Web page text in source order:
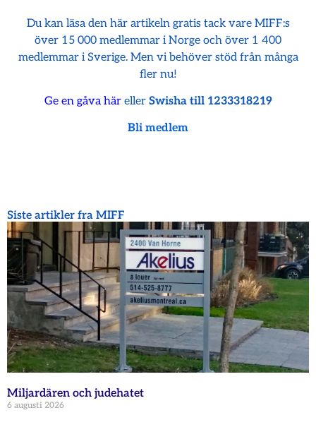
Du kan läsa den här artikeln gratis tack vare MIFF:s
över 15 000 medlemmar i Norge och över 1 400
medlemmar i Sverige. Men vi behöver stöd från många
fler nu!
Ge en gåva häreller Swisha till 1233318219
Bli medlem
Siste artikler fra MIFF
Miljardären och judehatet
6 augusti 2026